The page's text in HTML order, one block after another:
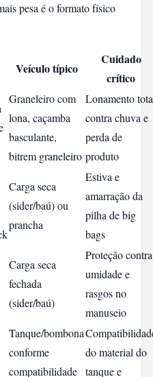
pesa é o formato físico
Veículo típico
Cuidado
crítico
Graneleiro com
lona, caçamba
basculante,
bitrem graneleiro
Lonamento
contra chuva e
perda de
produto
Carga seca
(sider/baú) ou
prancha
Estiva e
amarração da
pilha de big
bags
Carga seca
fechada
(sider/baú)
Proteção contra
umidade e
rasgos no
manuseio
Tanque/bombona
conforme
compatibilidade
do material do
tanque e